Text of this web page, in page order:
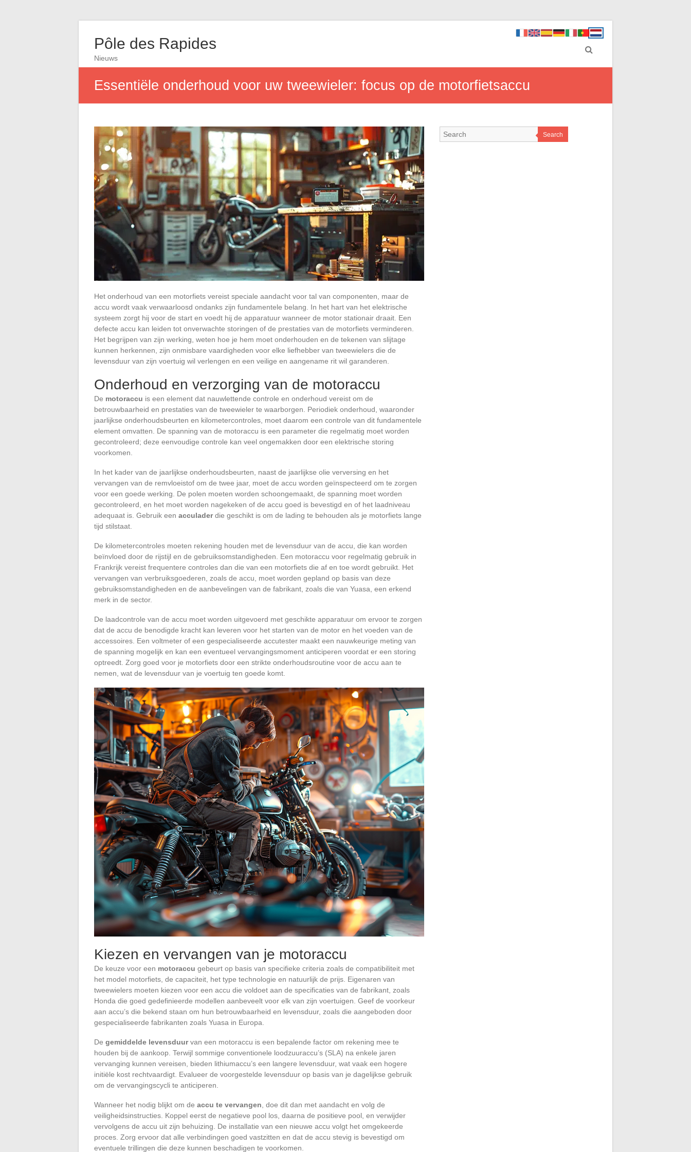
Pôle des Rapides
Nieuws
Essentiële onderhoud voor uw tweewieler: focus op de motorfietsaccu
Het onderhoud van een motorfiets vereist speciale aandacht voor tal van componenten, maar de
accu wordt vaak verwaarloosd ondanks zijn fundamentele belang. In het hart van het elektrische
systeem zorgt hij voor de start en voedt hij de apparatuur wanneer de motor stationair draait. Een
defecte accu kan leiden tot onverwachte storingen of de prestaties van de motorfiets verminderen.
Het begrijpen van zijn werking, weten hoe je hem moet onderhouden en de tekenen van slijtage
kunnen herkennen, zijn onmisbare vaardigheden voor elke liefhebber van tweewielers die de
levensduur van zijn voertuig wil verlengen en een veilige en aangename rit wil garanderen.
Onderhoud en verzorging van de motoraccu
De motoraccu is een element dat nauwlettende controle en onderhoud vereist om de
betrouwbaarheid en prestaties van de tweewieler te waarborgen. Periodiek onderhoud, waaronder
jaarlijkse onderhoudsbeurten en kilometercontroles, moet daarom een controle van dit fundamentele
element omvatten. De spanning van de motoraccu is een parameter die regelmatig moet worden
gecontroleerd; deze eenvoudige controle kan veel ongemakken door een elektrische storing
voorkomen.
In het kader van de jaarlijkse onderhoudsbeurten, naast de jaarlijkse olie verversing en het
vervangen van de remvloeistof om de twee jaar, moet de accu worden geïnspecteerd om te zorgen
voor een goede werking. De polen moeten worden schoongemaakt, de spanning moet worden
gecontroleerd, en het moet worden nagekeken of de accu goed is bevestigd en of het laadniveau
adequaat is. Gebruik een acculaderdie geschikt is om de lading te behouden als je motorfiets lange
tijd stilstaat.
De kilometercontroles moeten rekening houden met de levensduur van de accu, die kan worden
beïnvloed door de rijstijl en de gebruiksomstandigheden. Een motoraccu voor regelmatig gebruik in
Frankrijk vereist frequentere controles dan die van een motorfiets die af en toe wordt gebruikt. Het
vervangen van verbruiksgoederen, zoals de accu, moet worden gepland op basis van deze
gebruiksomstandigheden en de aanbevelingen van de fabrikant, zoals die van Yuasa, een erkend
merk in de sector.
De laadcontrole van de accu moet worden uitgevoerd met geschikte apparatuur om ervoor te zorgen
dat de accu de benodigde kracht kan leveren voor het starten van de motor en het voeden van de
accessoires. Een voltmeter of een gespecialiseerde accutester maakt een nauwkeurige meting van
de spanning mogelijk en kan een eventueel vervangingsmoment anticiperen voordat er een storing
optreedt. Zorg goed voor je motorfiets door een strikte onderhoudsroutine voor de accu aan te
nemen, wat de levensduur van je voertuig ten goede komt.
Kiezen en vervangen van je motoraccu
De keuze voor een motoraccu gebeurt op basis van specifieke criteria zoals de compatibiliteit met
het model motorfiets, de capaciteit, het type technologie en natuurlijk de prijs. Eigenaren van
tweewielers moeten kiezen voor een accu die voldoet aan de specificaties van de fabrikant, zoals
Honda die goed gedefinieerde modellen aanbeveelt voor elk van zijn voertuigen. Geef de voorkeur
aan accu’s die bekend staan om hun betrouwbaarheid en levensduur, zoals die aangeboden door
gespecialiseerde fabrikanten zoals Yuasa in Europa.
De gemiddelde levensduurvan een motoraccu is een bepalende factor om rekening mee te
houden bij de aankoop. Terwijl sommige conventionele loodzuuraccu’s (SLA) na enkele jaren
vervanging kunnen vereisen, bieden lithiumaccu’s een langere levensduur, wat vaak een hogere
initiële kost rechtvaardigt. Evalueer de voorgestelde levensduur op basis van je dagelijkse gebruik
om de vervangingscycli te anticiperen.
Wanneer het nodig blijkt om de accu te vervangen , doe dit dan met aandacht en volg de
veiligheidsinstructies. Koppel eerst de negatieve pool los, daarna de positieve pool, en verwijder
vervolgens de accu uit zijn behuizing. De installatie van een nieuwe accu volgt het omgekeerde
proces. Zorg ervoor dat alle verbindingen goed vastzitten en dat de accu stevig is bevestigd om
eventuele trillingen die deze kunnen beschadigen te voorkomen.
Search